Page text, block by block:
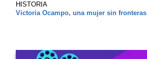
HISTORIA
Victoria Ocampo, una mujer sin fronteras